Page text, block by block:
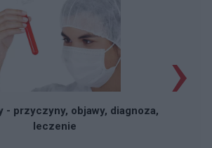
- przyczyny, objawy, diagnoza,
leczenie
›